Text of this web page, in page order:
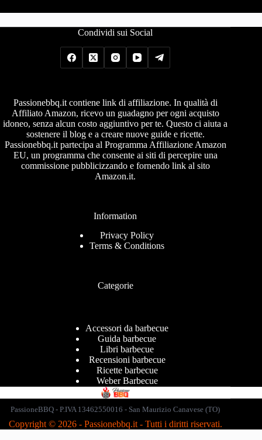
Condividi sui Social
Passionebbq.it contiene link di affiliazione. In qualità di
Affiliato Amazon, ricevo un guadagno per ogni acquisto
idoneo, senza alcun costo aggiuntivo per te. Questo ci aiuta a
sostenere il blog e a creare nuove guide e ricette.
Passionebbq.it partecipa al Programma Affiliazione Amazon
EU, un programma che consente ai siti di percepire una
commissione pubblicizzando e fornendo link al sito
Amazon.it.
Information
Privacy Policy
Terms & Conditions
Categorie
Accessori da barbecue
Guida barbecue
Libri barbecue
Recensioni barbecue
Ricette barbecue
Weber Barbecue
PassioneBBQ - P.IVA 13462550016 - San Maurizio Canavese (TO)
Copyright © 2026 - Passionebbq.it- Tutti i diritti riservati.